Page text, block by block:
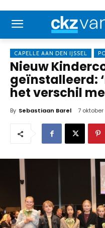
CAPELLE AAN DEN IJSSEL
Nieuw
geïnstalleerd:
het verschil
By Sebastiaan Barel 7